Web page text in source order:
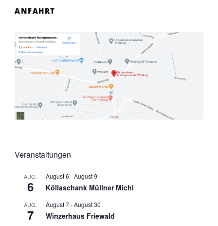
ANFAHRT
Veranstaltungen
AUG.
6
August 6 -August 9
Köllaschank Müllner Michl
AUG.
7
August 7-August 30
Winzerhaus Friewald